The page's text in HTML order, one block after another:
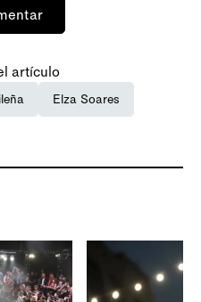
artículo
Elza Soares